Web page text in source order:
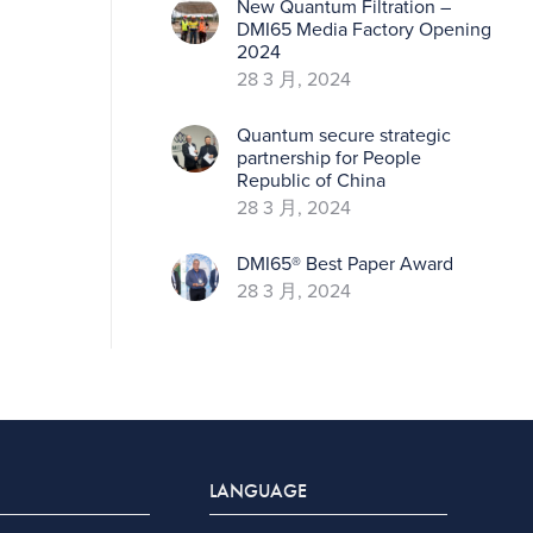
New Quantum Filtration –
DMI65 Media Factory Opening
2024
28 3 月, 2024
Quantum secure strategic
partnership for People
Republic of China
28 3 月, 2024
DMI65® Best Paper Award
28 3 月, 2024
LANGUAGE